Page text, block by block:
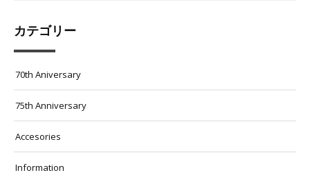
カテゴリー
70th Aniversary
75th Anniversary
Accesories
Information